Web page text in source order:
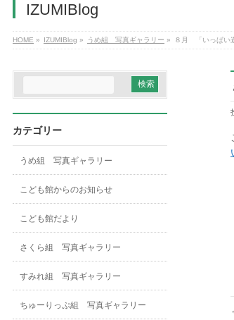
IZUMIBlog
HOME » IZUMIBlog » うめ組 写真ギャラリー » ８月 「いっぱい
カテゴリー
うめ組 写真ギャラリー
こども館からのお知らせ
こども館だより
さくら組 写真ギャラリー
すみれ組 写真ギャラリー
ちゅーりっぷ組 写真ギャラリー